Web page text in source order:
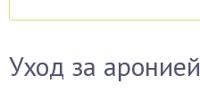
Уход за аронией